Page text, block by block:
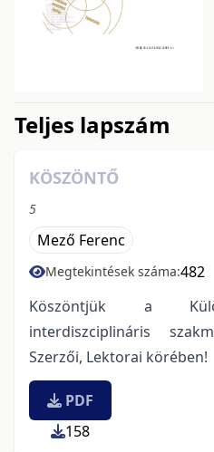
Teljes lapszám
KÖSZÖNTŐ
5
Mező Ferenc
Megtekintések száma:482
Köszöntjük a
interdiszciplináris
Szerzői, Lektorai körében!
PDF
158